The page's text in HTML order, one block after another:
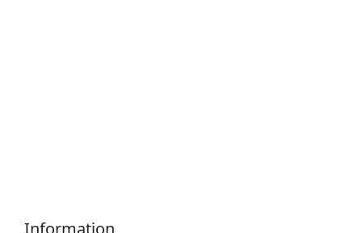
Information